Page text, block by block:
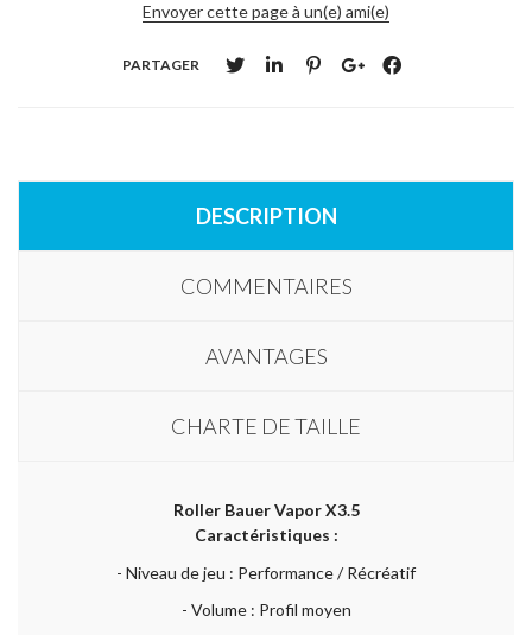
Envoyer cette page à un(e) ami(e)
PARTAGER
DESCRIPTION
COMMENTAIRES
AVANTAGES
CHARTE DE TAILLE
Roller Bauer Vapor X3.5
Caractéristiques :
- Niveau de jeu : Performance / Récréatif
- Volume : Profil moyen